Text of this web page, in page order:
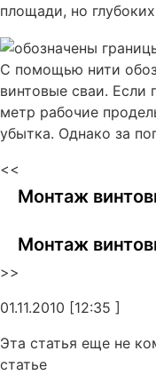
площади, но
С помощью нити
винтовые сваи. Если
метр рабочие
убытка. Однако за
<<
Монтаж
Монтаж
>>
01.11.2010 [12:35 ]
Эта статья еще не
статье